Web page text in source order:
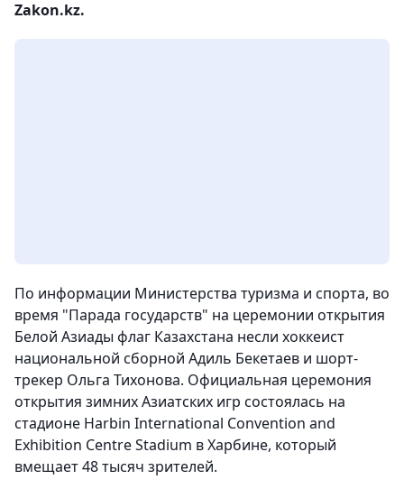
Zakon.kz.
По информации Министерства туризма и спорта, во
время "Парада государств" на церемонии открытия
Белой Азиады флаг Казахстана несли хоккеист
национальной сборной Адиль Бекетаев и шорт-
трекер Ольга Тихонова. Официальная церемония
открытия зимних Азиатских игр состоялась на
стадионе Harbin International Convention and
Exhibition Centre Stadium в Харбине, который
вмещает 48 тысяч зрителей.